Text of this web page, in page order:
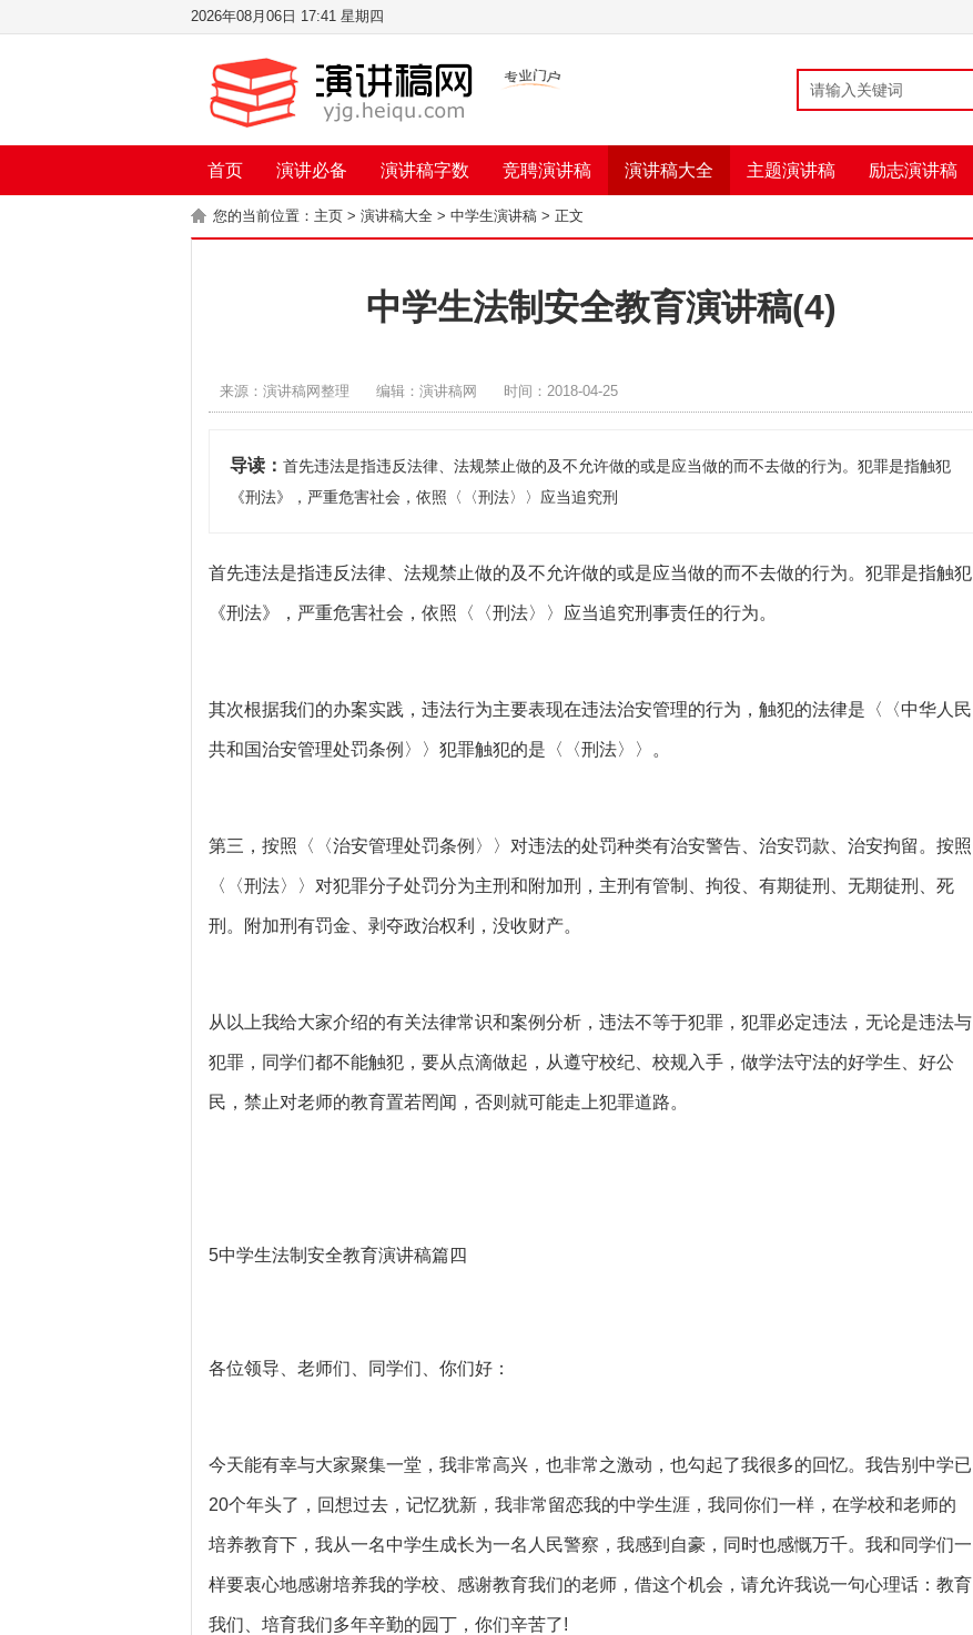
2026年08月06日 17:41 星期四
首页 演讲必备 演讲稿字数 竞聘演讲稿 演讲稿大全 主题演讲稿 励志演讲稿
您的当前位置： 主页 > 演讲稿大全 > 中学生演讲稿 > 正文
中学生法制安全教育演讲稿(4)
来源：演讲稿网整理 编辑：演讲稿网 时间：2018-04-25
导读： 首先违法是指违反法律、法规禁止做的及不允许做的或是应当做的而不去做的行为。犯罪是指触犯
《刑法》，严重危害社会，依照〈〈刑法〉〉应当追究刑
首先违法是指违反法律、法规禁止做的及不允许做的或是应当做的而不去做的行为。犯罪是指触犯
《刑法》，严重危害社会，依照〈〈刑法〉〉应当追究刑事责任的行为。
其次根据我们的办案实践，违法行为主要表现在违法治安管理的行为，触犯的法律是〈〈中华人民
共和国治安管理处罚条例〉〉犯罪触犯的是〈〈刑法〉〉。
第三，按照〈〈治安管理处罚条例〉〉对违法的处罚种类有治安警告、治安罚款、治安拘留。按照
〈〈刑法〉〉对犯罪分子处罚分为主刑和附加刑，主刑有管制、拘役、有期徒刑、无期徒刑、死
刑。附加刑有罚金、剥夺政治权利，没收财产。
从以上我给大家介绍的有关法律常识和案例分析，违法不等于犯罪，犯罪必定违法，无论是违法与
犯罪，同学们都不能触犯，要从点滴做起，从遵守校纪、校规入手，做学法守法的好学生、好公
民，禁止对老师的教育置若罔闻，否则就可能走上犯罪道路。
5中学生法制安全教育演讲稿篇四
各位领导、老师们、同学们、你们好：
今天能有幸与大家聚集一堂，我非常高兴，也非常之激动，也勾起了我很多的回忆。我告别中学已
20个年头了，回想过去，记忆犹新，我非常留恋我的中学生涯，我同你们一样，在学校和老师的
培养教育下，我从一名中学生成长为一名人民警察，我感到自豪，同时也感慨万千。我和同学们一
样要衷心地感谢培养我的学校、感谢教育我们的老师，借这个机会，请允许我说一句心理话：教育
我们、培育我们多年辛勤的园丁，你们辛苦了!